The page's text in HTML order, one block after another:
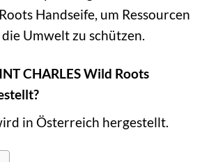
Handseife, um Ressourcen
Umwelt zu schützen.
CHARLES Wild Roots
in Österreich hergestellt.